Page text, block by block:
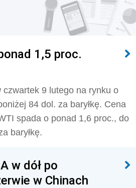
1,5 proc.
czwartek 9 lutego na rynku o
84 dol. za baryłkę. Cena
spada o ponad 1,6 proc., do
baryłkę.
w dół po
w Chinach